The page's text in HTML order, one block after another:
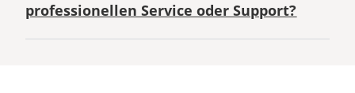
professionellen Service oder Support?